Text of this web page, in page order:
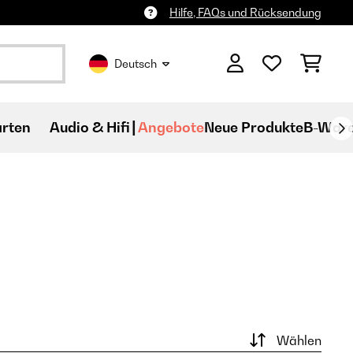
Hilfe, FAQs und Rücksendung
Deutsch
Audio & Hifi AngeboteNeue ProdukteB-
Wählen